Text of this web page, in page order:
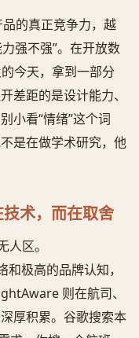
的真正竞争力，越
强不强”。在开放数
今天，拿到一部分
差距的是设计能力、
小看“情绪”这个词
是在做学术研究，他
术，而在取舍
区。
极高的品牌认知，
则在航司、
厚积累。谷歌搜索本